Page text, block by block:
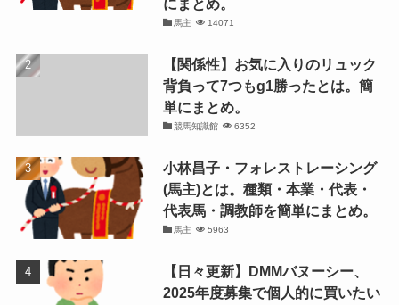
にまとめ。
馬主 14071
【関係性】お気に入りのリュック
背負って7つもg1勝ったとは。簡
単にまとめ。
競馬知識館 6352
小林昌子・フォレストレーシング
(馬主)とは。種類・本業・代表・
代表馬・調教師を簡単にまとめ。
馬主 5963
【日々更新】DMMバヌーシー、
2025年度募集で個人的に買いたい